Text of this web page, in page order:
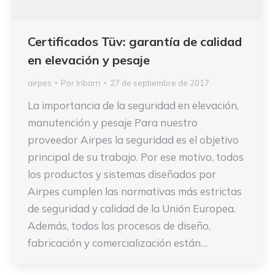
Certificados Tüv: garantía de calidad
en elevación y pesaje
airpes Por Iribarri 27 de septiembre de 2017
La importancia de la seguridad en elevación,
manutención y pesaje Para nuestro
proveedor Airpes la seguridad es el objetivo
principal de su trabajo. Por ese motivo, todos
los productos y sistemas diseñados por
Airpes cumplen las normativas más estrictas
de seguridad y calidad de la Unión Europea.
Además, todos los procesos de diseño,
fabricación y comercialización están…